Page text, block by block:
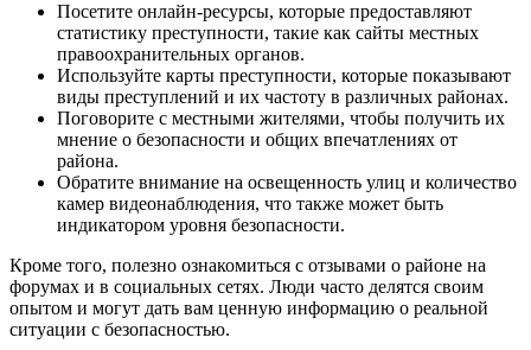
Посетите онлайн-ресурсы, которые предоставляют
статистику преступности, такие как сайты местных
правоохранительных органов.
Используйте карты преступности, которые показывают
виды преступлений и их частоту в различных районах.
Поговорите с местными жителями, чтобы получить их
мнение о безопасности и общих впечатлениях от
района.
Обратите внимание на освещенность улиц и количество
камер видеонаблюдения, что также может быть
индикатором уровня безопасности.
Кроме того, полезно ознакомиться с отзывами о районе на
форумах и в социальных сетях. Люди часто делятся своим
опытом и могут дать вам ценную информацию о реальной
ситуации с безопасностью.